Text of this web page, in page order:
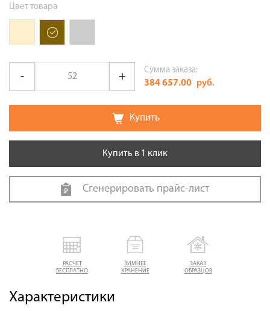
РАСЧЕТ
БЕСПЛАТНО
ЗИМНЕЕ
ХРАНЕНИЕ
ЗАКАЗ
ОБРАЗЦОВ
Характеристики
Цвет товара
Сумма заказа:
384 657.00 руб.
Купить
Купить в 1 клик
Сгенерировать прайс-лист